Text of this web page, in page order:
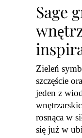
Sage
Zieleń
szczęście
jeden z
rosnąca w
się już w